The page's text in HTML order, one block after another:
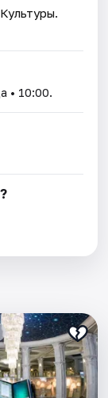
.
• 10:00.